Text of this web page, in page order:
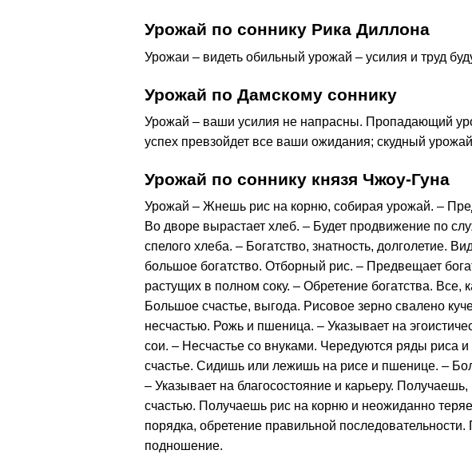
Урожай по соннику Рика Диллона
Урожаи – видеть обильный урожай – усилия и труд
Урожай по Дамскому соннику
Урожай – ваши усилия не напрасны. Пропадающий
успех превзойдет все ваши ожидания; скудный
Урожай по соннику князя Чжоу-Гуна
Урожай – Жнешь рис на корню, собирая урожай. –
Во дворе вырастает хлеб. – Будет продвижение по
спелого хлеба. – Богатство, знатность, долголетие.
большое богатство. Отборный рис. – Предвещает
растущих в полном соку. – Обретение богатства. Все,
Большое счастье, выгода. Рисовое зерно свалено
несчастью. Рожь и пшеница. – Указывает на
сои. – Несчастье со внуками. Чередуются ряды
счастье. Сидишь или лежишь на рисе и пшенице. –
– Указывает на благосостояние и карьеру.
счастью. Получаешь рис на корню и неожиданно
порядка, обретение правильной
подношение.